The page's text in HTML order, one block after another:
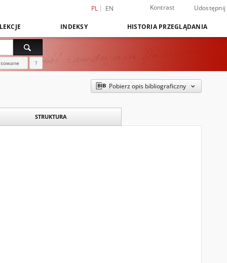
PL EN Kontrast Udostępnij
INDEKSY HISTORIA PRZEGLĄDANIA
?
Pobierz opis bibliograficzny
STRUKTURA